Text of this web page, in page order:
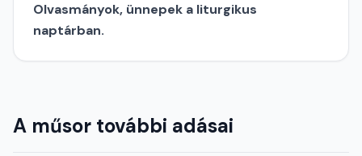
Olvasmányok, ünnepek a liturgikus
naptárban.
A műsor további adásai